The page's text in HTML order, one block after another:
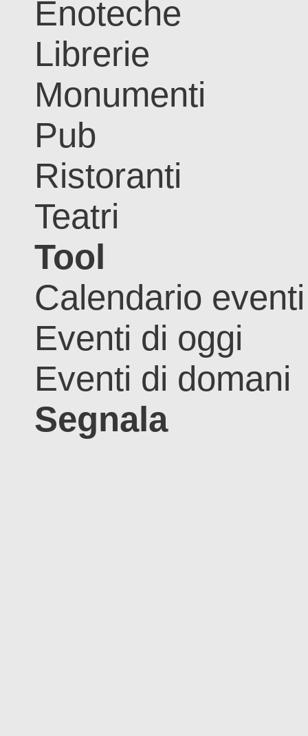
Enoteche
Librerie
Monumenti
Pub
Ristoranti
Teatri
Tool
Calendario eventi
Eventi di oggi
Eventi di domani
Segnala